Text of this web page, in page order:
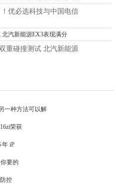
优必选科技与中国电信
重碰撞测试 北汽新能源
一种方法可以解
荣获
年 iP
要的
控